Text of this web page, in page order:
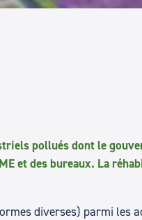
pollués dont le
et des bureaux. La
diverses) parmi les